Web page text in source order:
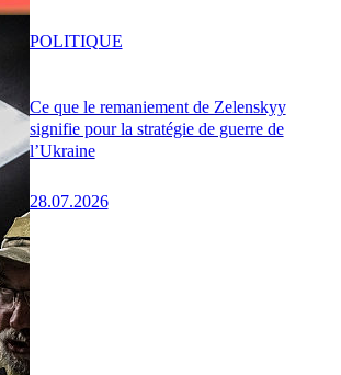
Ce que le remaniement de Zelenskyy
signifie pour la stratégie de guerre de
l’Ukraine
28.07.2026
POLITIQUE